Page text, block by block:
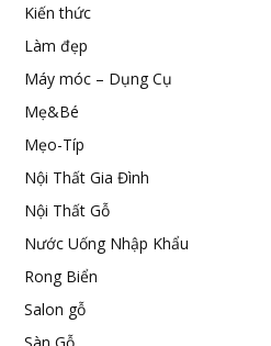
Kiến thức
Làm đẹp
Máy móc – Dụng Cụ
Mẹ&Bé
Mẹo-Típ
Nội Thất Gia Đình
Nội Thất Gỗ
Nước Uống Nhập Khẩu
Rong Biển
Salon gỗ